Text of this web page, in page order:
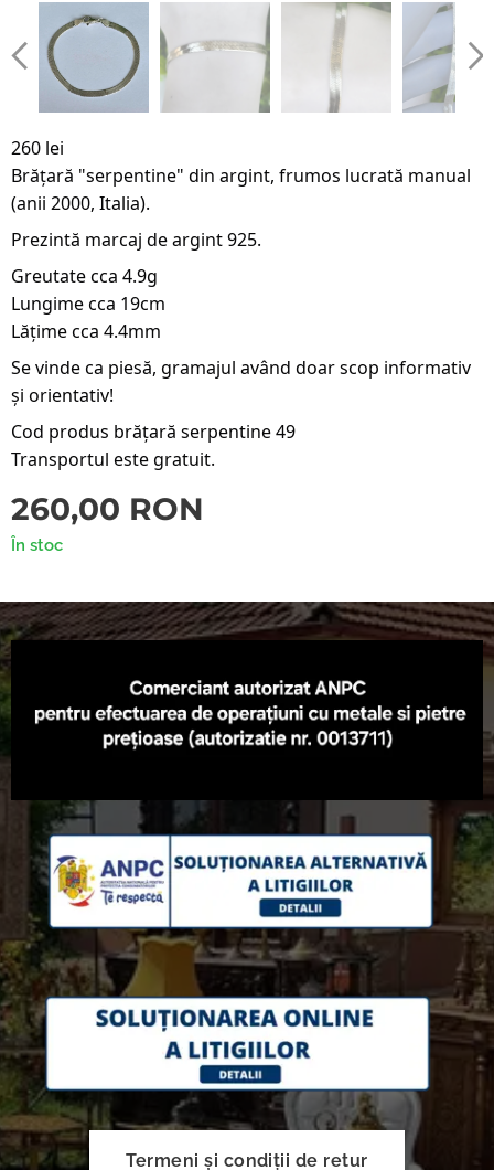
260 lei
Brățară "serpentine" din argint, frumos lucrată manual
(anii 2000, Italia).
Prezintă marcaj de argint 925.
Greutate cca 4.9g
Lungime cca 19cm
Lățime cca 4.4mm
Se vinde ca piesă, gramajul având doar scop informativ
și orientativ!
Cod produs brățară serpentine 49
Transportul este gratuit.
260,00 RON
În stoc
Termeni și condiții de retur